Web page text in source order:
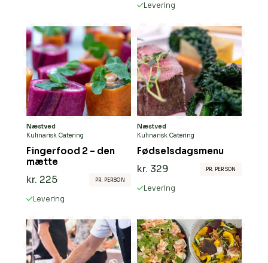
Levering
Næstved
Kulinarisk Catering
Fingerfood 2 – den
mætte
kr. 225 PR. PERSON
Levering
Næstved
Kulinarisk Catering
Fødselsdagsmenu
kr. 329 PR. PERSON
Levering